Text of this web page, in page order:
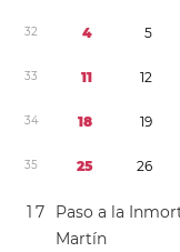
32 4 5
33 11 12
34 18 19
35 25 26
1 7
Paso a la
Martín